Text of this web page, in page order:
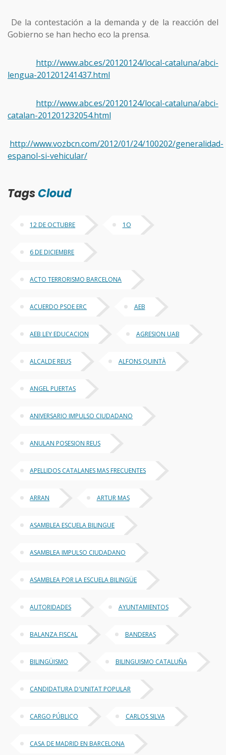
De la contestación a la demanda y de la reacción del
Gobierno se han hecho eco la prensa.
http://www.abc.es/20120124/local-cataluna/abci-
lengua-201201241437.html
http://www.abc.es/20120124/local-cataluna/abci-
catalan-201201232054.html
http://www.vozbcn.com/2012/01/24/100202/generalidad-
espanol-si-vehicular/
TagsCloud
12 DE OCTUBRE 1O
6 DE DICIEMBRE
ACTO TERRORISMO BARCELONA
ACUERDO PSOE ERC AEB
AEB LEY EDUCACION AGRESION UAB
ALCALDE REUS ALFONS QUINTÀ
ANGEL PUERTAS
ANIVERSARIO IMPULSO CIUDADANO
ANULAN POSESION REUS
APELLIDOS CATALANES MAS FRECUENTES
ARRAN ARTUR MAS
ASAMBLEA ESCUELA BILINGUE
ASAMBLEA IMPULSO CIUDADANO
ASAMBLEA POR LA ESCUELA BILINGÜE
AUTORIDADES AYUNTAMIENTOS
BALANZA FISCAL BANDERAS
BILINGÜISMO BILINGUISMO CATALUÑA
CANDIDATURA D'UNITAT POPULAR
CARGO PÚBLICO CARLOS SILVA
CASA DE MADRID EN BARCELONA